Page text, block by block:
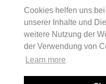
Cookies helfen uns
unserer Inhalte und
weitere Nutzung der
der Verwendung von
Learn more